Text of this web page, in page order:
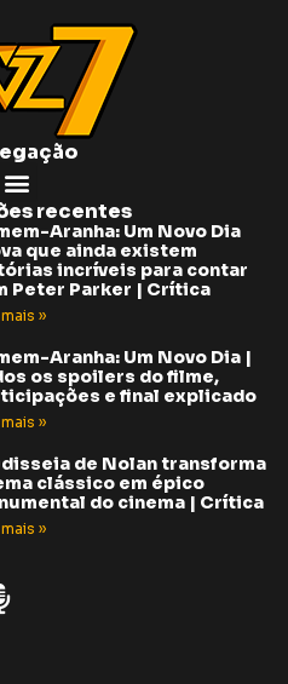
recentes
Aranha: Um Novo Dia
que ainda existem
incríveis para contar
Peter Parker | Crítica
»
Aranha: Um Novo Dia |
os spoilers do filme,
e final explicado
»
de Nolan transforma
clássico em épico
do cinema | Crítica
»